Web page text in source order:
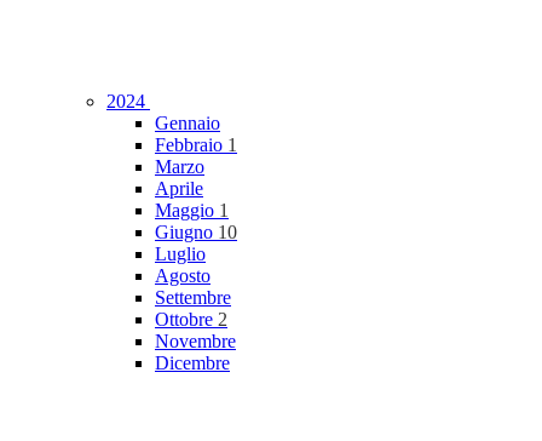
2024
Gennaio
Febbraio 1
Marzo
Aprile
Maggio 1
Giugno 10
Luglio
Agosto
Settembre
Ottobre 2
Novembre
Dicembre